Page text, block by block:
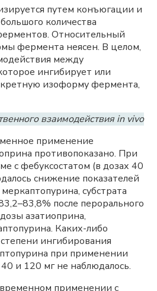
путем конъюгации и
количества
Относительный
фермента неясен. В целом,
между
ингибирует или
изоформу фермента,
взаимодействия in vivo
применение
противопоказано. При
с фебуксостатом (в дозах 40
снижение показателей
субстрата
после перорального
азатиоприна,
Каких-либо
ингибирования
при применении
и 120 мг не наблюдалось.
применении с